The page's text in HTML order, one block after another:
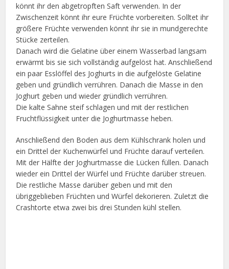
könnt ihr den abgetropften Saft verwenden. In der
Zwischenzeit könnt ihr eure Früchte vorbereiten. Solltet ihr
größere Früchte verwenden könnt ihr sie in mundgerechte
Stücke zerteilen.
Danach wird die Gelatine über einem Wasserbad langsam
erwärmt bis sie sich vollständig aufgelöst hat. Anschließend
ein paar Esslöffel des Joghurts in die aufgelöste Gelatine
geben und gründlich verrühren. Danach die Masse in den
Joghurt geben und wieder gründlich verrühren.
Die kalte Sahne steif schlagen und mit der restlichen
Fruchtflüssigkeit unter die Joghurtmasse heben.
Anschließend den Boden aus dem Kühlschrank holen und
ein Drittel der Kuchenwürfel und Früchte darauf verteilen.
Mit der Hälfte der Joghurtmasse die Lücken füllen. Danach
wieder ein Drittel der Würfel und Früchte darüber streuen.
Die restliche Masse darüber geben und mit den
übriggeblieben Früchten und Würfel dekorieren. Zuletzt die
Crashtorte etwa zwei bis drei Stunden kühl stellen.